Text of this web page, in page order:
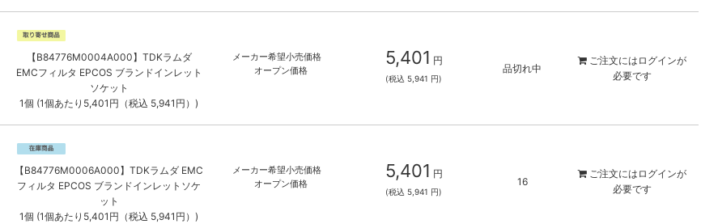
【B84776M0004A000】TDKラムダ
EMCフィルタ EPCOS ブランドインレット
ソケット
1個 (1個あたり5,401円（税込 5,941円）)
メーカー希望小売価格
オープン価格
5,401 円
(税込 5,941 円)
品切れ中
ご注文には ログインが
必要です
【B84776M0006A000】TDKラムダ EMC
フィルタ EPCOS ブランドインレットソケ
ット
1個 (1個あたり5,401円（税込 5,941円）)
メーカー希望小売価格
オープン価格
5,401 円
(税込 5,941 円)
16
ご注文には ログインが
必要です